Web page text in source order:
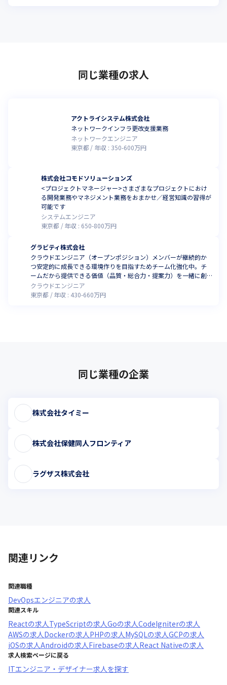
同じ業種の求人
アクトライシステム株式会社
ネットワークインフラ更改支援業務
ネットワークエンジニア
東京都
年収 : 350-600万円
株式会社コモドソリューションズ
<プロジェクトマネージャー>さまざまなプロジェクトにおけ
る開発業務やマネジメント業務をおまかせ／経営知識の習得が
可能です
システムエンジニア
東京都
年収 : 650-800万円
グラビティ株式会社
クラウドエンジニア（オープンポジション）メンバーが継続的か
つ安定的に成長できる環境作りを目指すためチーム化強化中。チ
ームだから提供できる価値（品質・総合力・提案力）を一緒に創
っていきましょう。●リモートあり●
クラウドエンジニア
東京都
年収 : 430-660万円
同じ業種の企業
株式会社タイミー
株式会社保健同人フロンティア
ラグザス株式会社
関連リンク
関連職種
DevOpsエンジニアの求人
関連スキル
Reactの求人 TypeScriptの求人Goの求人CodeIgniterの求人
AWSの求人 Dockerの求人 PHPの求人 MySQLの求人GCPの求人
iOSの求人Androidの求人 Firebaseの求人 React Nativeの求人
求人検索ページに戻る
ITエンジニア・デザイナー求人を探す